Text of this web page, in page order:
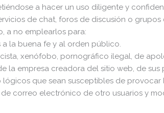
a hacer un uso diligente y
de chat, foros de discusión o
a no emplearlos para:
la buena fe y al orden público.
xenófobo, pornográfico ilegal, de
la empresa creadora del sitio web, de
que sean susceptibles de
correo electrónico de otro usuarios y